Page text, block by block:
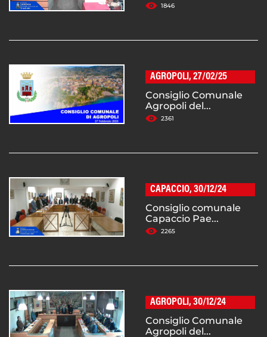
1846
AGROPOLI, 27/02/25
Consiglio Comunale
Agropoli del...
2361
CAPACCIO, 30/12/24
Consiglio comunale
Capaccio Pae...
2265
AGROPOLI, 30/12/24
Consiglio Comunale
Agropoli del...